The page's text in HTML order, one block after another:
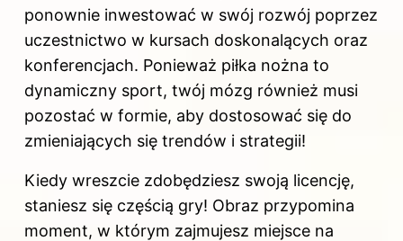
ponownie inwestować w swój rozwój poprzez
uczestnictwo w kursach doskonalących oraz
konferencjach. Ponieważ piłka nożna to
dynamiczny sport, twój mózg również musi
pozostać w formie, aby dostosować się do
zmieniających się trendów i strategii!
Kiedy wreszcie zdobędziesz swoją licencję,
staniesz się częścią gry! Obraz przypomina
moment, w którym zajmujesz miejsce na